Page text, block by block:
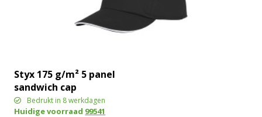
Styx 175 g/m² 5 panel
sandwich cap
Bedrukt in 8 werkdagen
Huidige voorraad 99541